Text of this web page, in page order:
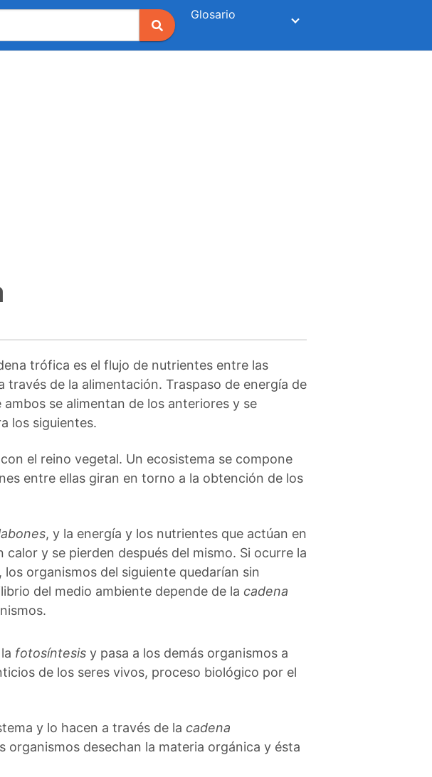
Glosario
trófica es el flujo de nutrientes entre las
través de la alimentación. Traspaso de energía de
se alimentan de los anteriores y se
los siguientes.
el reino vegetal. Un ecosistema se compone
entre ellas giran en torno a la obtención de los
, y la energía y los nutrientes que actúan en
y se pierden después del mismo. Si ocurre la
, los organismos del siguiente quedarían sin
del medio ambiente depende de la cadena
fotosíntesis y pasa a los demás organismos a
de los seres vivos, proceso biológico por el
y lo hacen a través de la cadena
organismos desechan la materia orgánica y ésta